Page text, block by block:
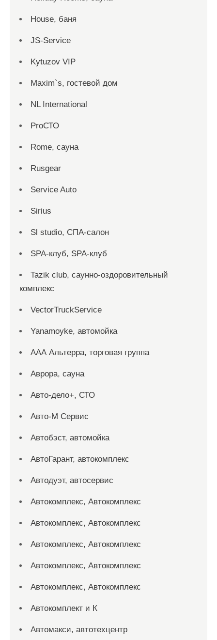
House, баня
JS-Service
Kytuzov VIP
Maxim`s, гостевой дом
NL International
ProСТО
Rome, сауна
Rusgear
Service Auto
Sirius
Sl studio, СПА-салон
SPA-клуб, SPA-клуб
Tazik club, саунно-оздоровительный
комплекс
VectorTruckService
Yanamoyke, автомойка
ААА Альтерра, торговая группа
Аврора, сауна
Авто-дело+, СТО
Авто-М Сервис
Автобэст, автомойка
АвтоГарант, автокомплекс
Автодуэт, автосервис
Автокомплекс, Автокомплекс
Автокомплекс, Автокомплекс
Автокомплекс, Автокомплекс
Автокомплекс, Автокомплекс
Автокомплекс, Автокомплекс
Автокомплект и К
Автомакси, автотехцентр